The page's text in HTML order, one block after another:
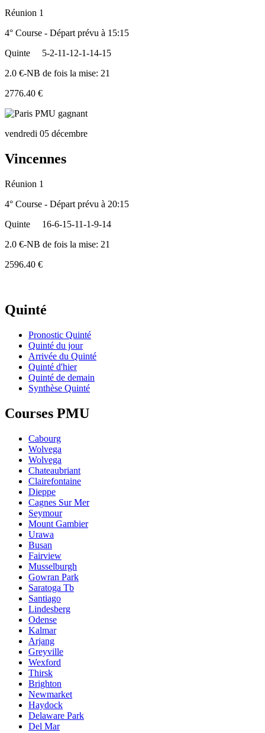
Réunion 1
4° Course - Départ prévu à 15:15
Quinte
5-2-11-12-1-14-15
2.0 €-NB de fois la mise: 21
2776.40 €
vendredi 05 décembre
Vincennes
Réunion 1
4° Course - Départ prévu à 20:15
Quinte
16-6-15-11-1-9-14
2.0 €-NB de fois la mise: 21
2596.40 €
Quinté
Pronostic Quinté
Quinté du jour
Arrivée du Quinté
Quinté d'hier
Quinté de demain
Synthèse Quinté
Courses PMU
Cabourg
Wolvega
Wolvega
Chateaubriant
Clairefontaine
Dieppe
Cagnes Sur Mer
Seymour
Mount Gambier
Urawa
Busan
Fairview
Musselburgh
Gowran Park
Saratoga Tb
Santiago
Lindesberg
Odense
Kalmar
Arjang
Greyville
Wexford
Thirsk
Brighton
Newmarket
Haydock
Delaware Park
Del Mar